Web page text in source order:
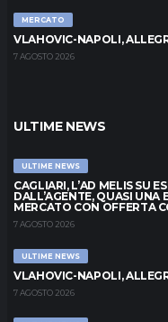
MERCATO
VLAHOVIC-NAPOLI,
7 AGOSTO 2026
ULTIME NEWS
ULTIME NEWS
CAGLIARI, L’AD MELIS SU
DALL’AGENTE, QUASI UNA
MERCATO CON OFFERTA
7 AGOSTO 2026
ULTIME NEWS
VLAHOVIC-NAPOLI,
7 AGOSTO 2026